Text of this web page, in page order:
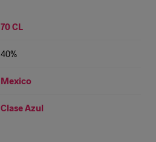
70 CL
40%
Mexico
Clase Azul